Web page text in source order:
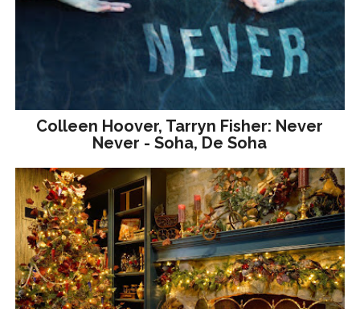
Colleen Hoover, Tarryn Fisher: Never
Never - Soha, De Soha